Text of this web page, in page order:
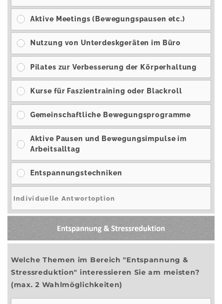
Aktive Meetings (Bewegungspausen etc.)
Nutzung von Unterdeskgeräten im Büro
Pilates zur Verbesserung der Körperhaltung
Kurse für Faszientraining oder Blackroll
Gemeinschaftliche Bewegungsprogramme
Aktive Pausen und Bewegungsimpulse im
Arbeitsalltag
Entspannungstechniken
Welche Themen im Bereich "Entspannung &
Stressreduktion" interessieren Sie am meisten?
(max. 2 Wahlmöglichkeiten)